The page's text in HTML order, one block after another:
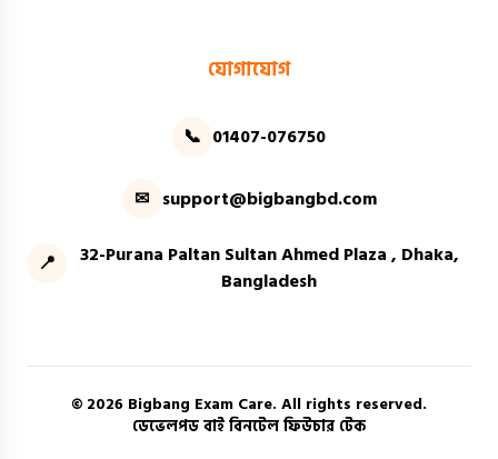
যোগাযোগ
📞 01407-076750
✉ support@bigbangbd.com
📍
32-Purana Paltan Sultan Ahmed Plaza , Dhaka,
Bangladesh
© 2026 Bigbang Exam Care. All rights reserved.
ডেভেলপড বাই বিনটেল ফিউচার টেক